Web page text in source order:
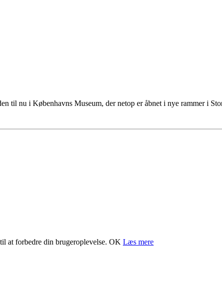
til nu i Københavns Museum, der netop er åbnet i nye rammer i
at forbedre din brugeroplevelse. OK Læs mere